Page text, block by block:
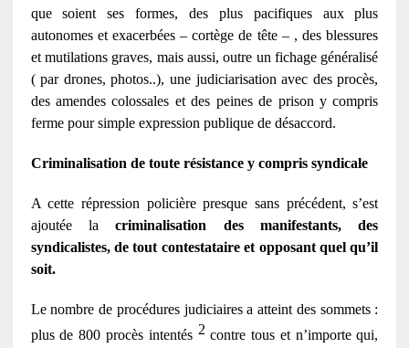
que soient ses formes, des plus pacifiques aux plus
autonomes et exacerbées – cortège de tête – , des blessures
et mutilations graves, mais aussi, outre un fichage généralisé
( par drones, photos..), une judiciarisation avec des procès,
des amendes colossales et des peines de prison y compris
ferme pour simple expression publique de désaccord.
Criminalisation de toute résistance y compris syndicale
A cette répression policière presque sans précédent, s’est
ajoutée lacriminalisation des manifestants, des
syndicalistes, de tout contestataire et opposant quel qu’il
soit.
Le nombre de procédures judiciaires a atteint des sommets :
plus de 800 procès intentés 2contre tous et n’importe qui,